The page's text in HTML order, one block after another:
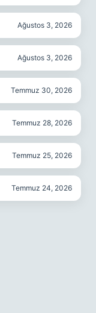
Ağustos 3, 2026
Ağustos 3, 2026
Temmuz 30, 2026
Temmuz 28, 2026
Temmuz 25, 2026
Temmuz 24, 2026